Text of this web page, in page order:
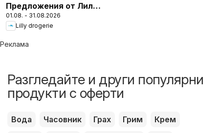
Предложения от Лили
Дрогерие
01.08. - 31.08.2026
Lilly drogerie
Реклама
Разгледайте и други популярни
продукти с оферти
Вода Часовник Грах Грим
Крем